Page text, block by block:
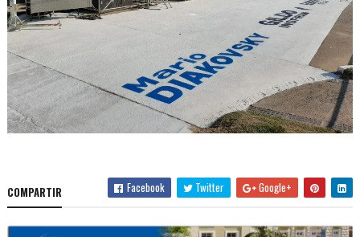
COMPARTIR Facebook Twitter Google+